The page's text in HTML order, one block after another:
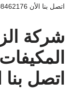
اتصل بنا الأن 0598462176
شركة
اتصل بنا الأن